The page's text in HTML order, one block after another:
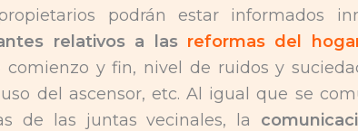
podrán estar informados
relativos a las reformas del
comienzo y fin, nivel de ruidos y
del ascensor, etc. Al igual que se
de las juntas vecinales, la